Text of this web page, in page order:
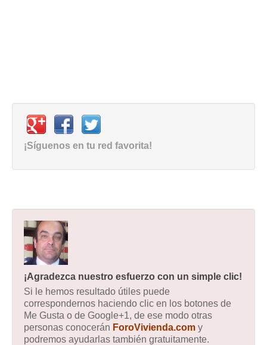
¡Síguenos en tu red favorita!
¡Agradezca nuestro esfuerzo con un simple clic!
Si le hemos resultado útiles puede
correspondernos haciendo clic en los botones de
Me Gusta o de Google+1, de ese modo otras
personas conocerán ForoVivienda.com y
podremos ayudarlas también gratuitamente.